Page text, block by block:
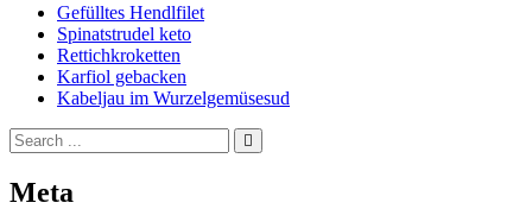
Gefülltes Hendlfilet
Spinatstrudel keto
Rettichkroketten
Karfiol gebacken
Kabeljau im Wurzelgemüsesud
Search
for:
Meta